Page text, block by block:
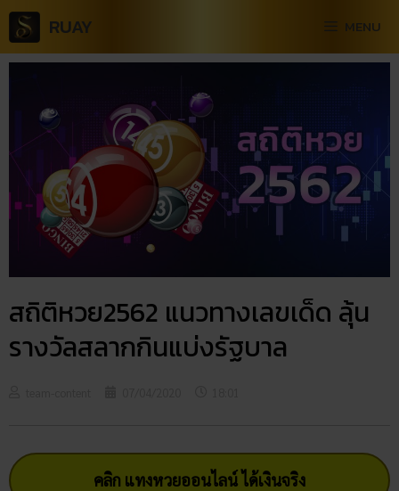
RUAY MENU
สถิติหวย2562 แนวทางเลขเด็ด ลุ้น
รางวัลสลากกินแบ่งรัฐบาล
คลิก แทงหวยออนไลน์ ได้เงินจริง